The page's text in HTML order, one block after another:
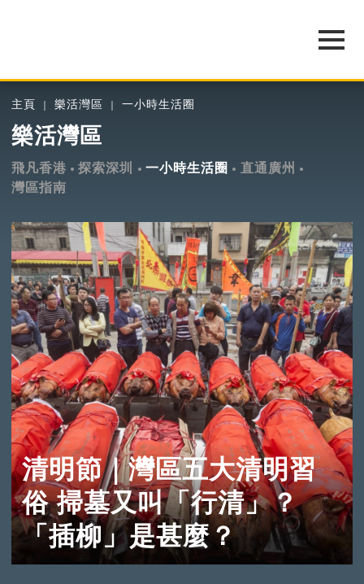
主頁 樂活灣區 一小時生活圈
樂活灣區
飛凡香港 探索深圳 一小時生活圈
直通廣州
灣區指南
清明節｜灣區五大清明習
俗 掃墓又叫「行清」？
「插柳」是甚麼？